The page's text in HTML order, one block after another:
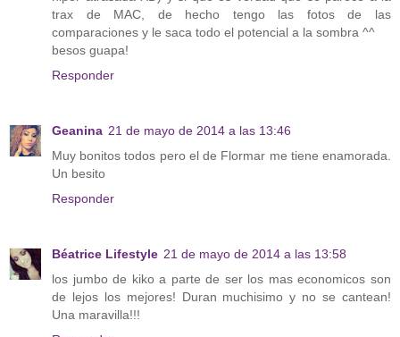
trax de MAC, de hecho tengo las fotos de las
comparaciones y le saca todo el potencial a la sombra ^^
besos guapa!
Responder
Geanina 21 de mayo de 2014 a las 13:46
Muy bonitos todos pero el de Flormar me tiene enamorada.
Un besito
Responder
Béatrice Lifestyle 21 de mayo de 2014 a las 13:58
los jumbo de kiko a parte de ser los mas economicos son
de lejos los mejores! Duran muchisimo y no se cantean!
Una maravilla!!!